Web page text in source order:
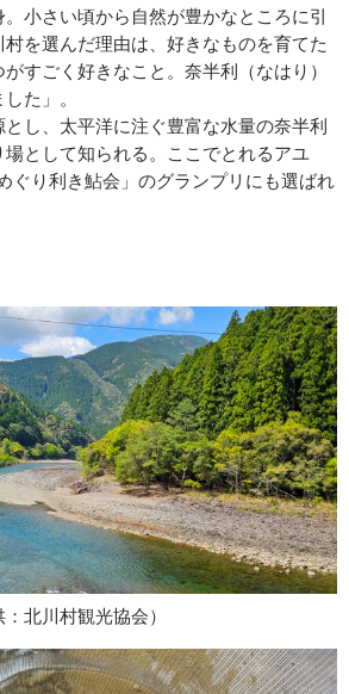
。小さい頃から自然が豊かなところに引
を選んだ理由は、好きなものを育てた
すごく好きなこと。奈半利（なはり）
た」。
し、太平洋に注ぐ豊富な水量の奈半利
場として知られる。ここでとれるアユ
ぐり利き鮎会」のグランプリにも選ばれ
北川村観光協会）